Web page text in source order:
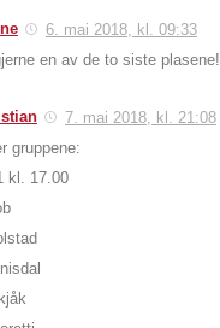
6. mai 2018, kl. 09:33
en av de to siste plasene!
7. mai 2018, kl. 21:08
gruppene:
kl. 17.00